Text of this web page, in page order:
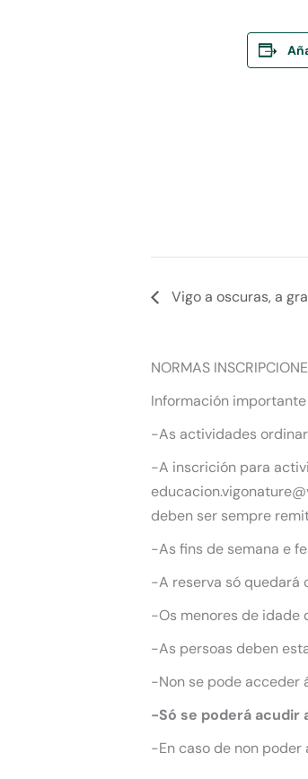
Vigo a oscuras, a
NORMAS
Información
-As actividades
-A inscrición para
deben ser sempre
-As fins de semana e
-A reserva só quedará
-Os menores de idade
-As persoas deben
-Non se pode acceder
-Só se poderá acudir
-En caso de non